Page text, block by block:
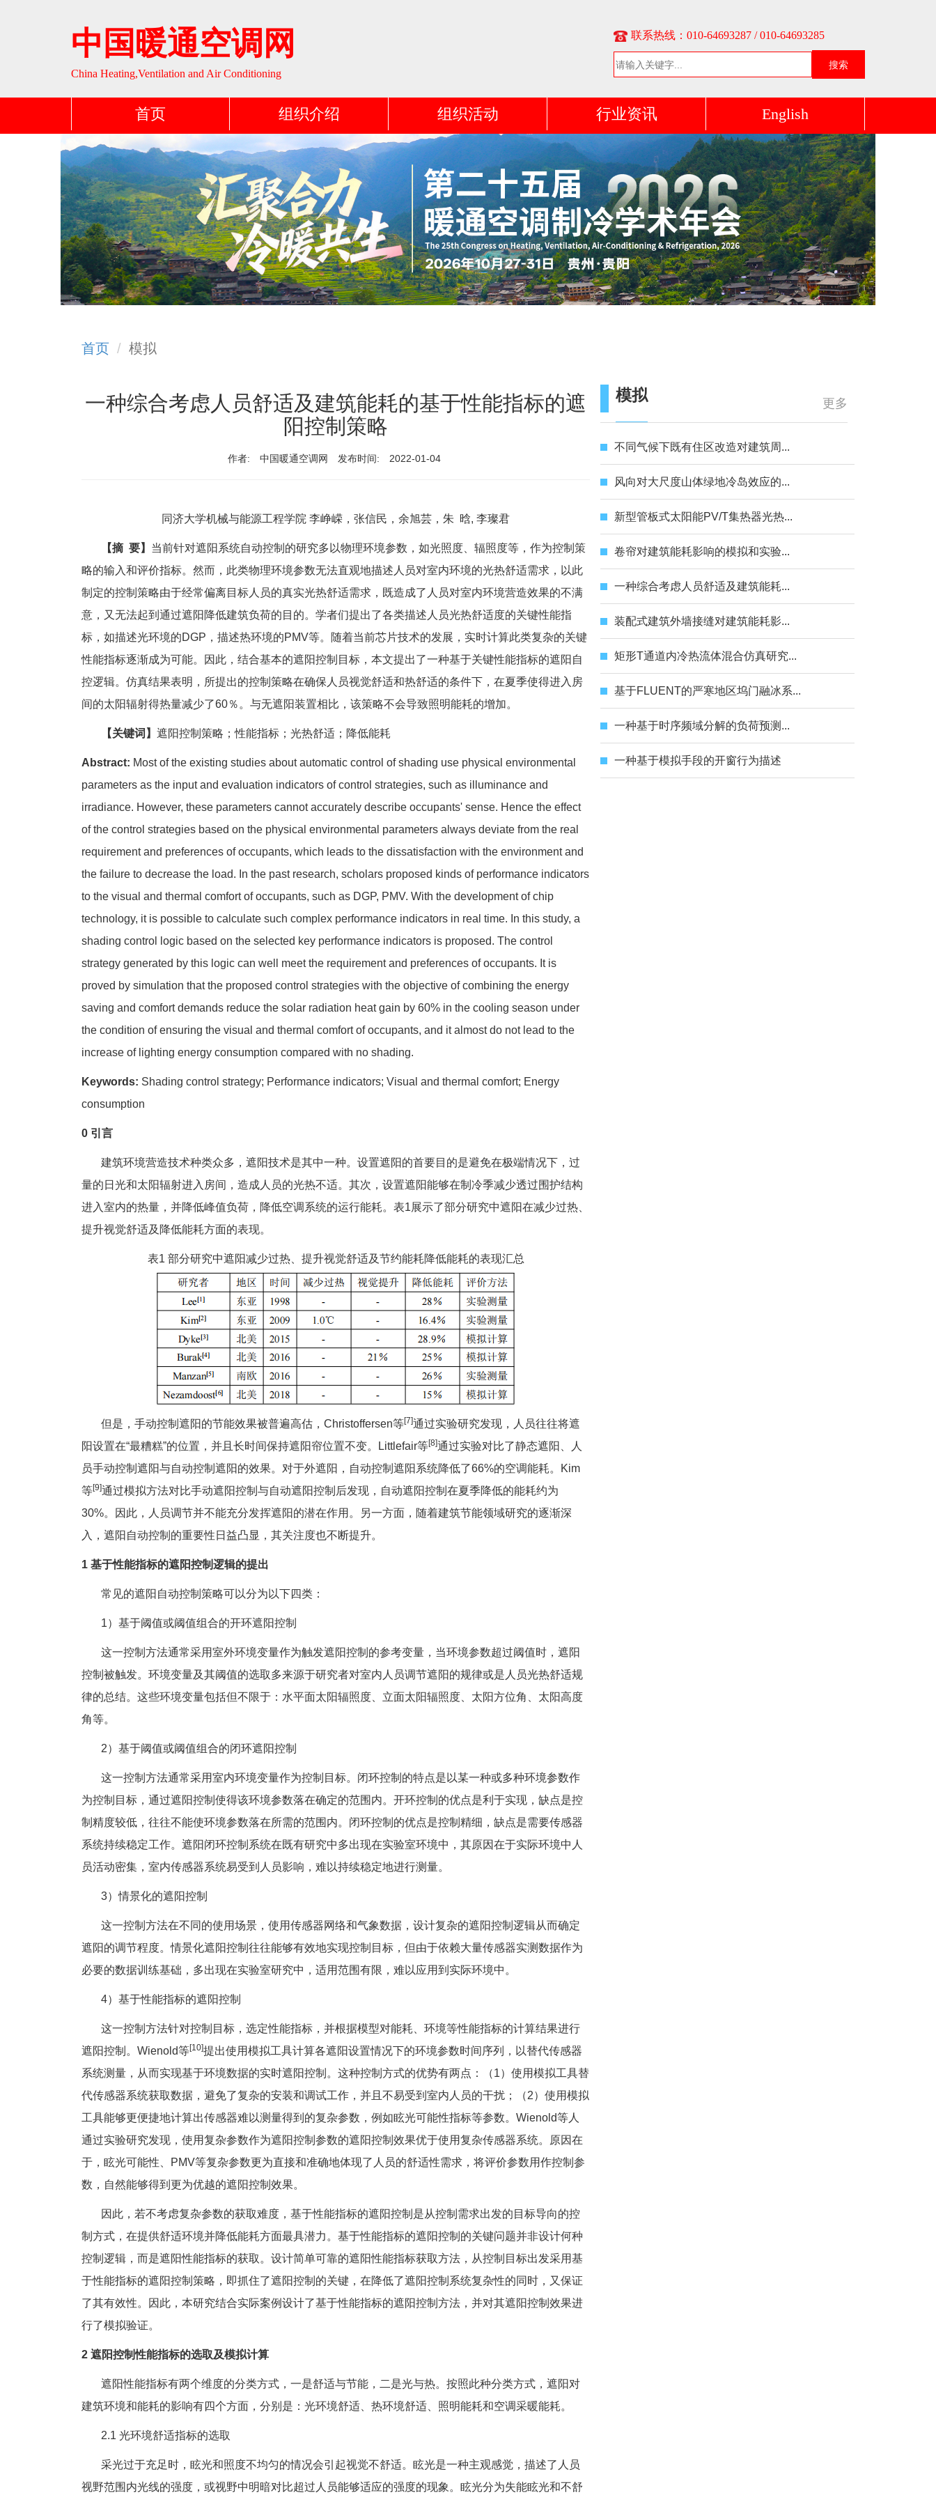
中国暖通空调网
China Heating,Ventilation and Air Conditioning
联系热线：010-64693287 / 010-64693285
搜索
首页 组织介绍 组织活动 行业资讯 English
首页 模拟
一种综合考虑人员舒适及建筑能耗的基于性能指标的遮
阳控制策略
作者: 中国暖通空调网 发布时间: 2022-01-04
同济大学机械与能源工程学院 李峥嵘，张信民，余旭芸，朱 晗, 李璨君
【摘 要】 当前针对遮阳系统自动控制的研究多以物理环境参数，如光照度、辐照度等，作为控制策
略的输入和评价指标。然而，此类物理环境参数无法直观地描述人员对室内环境的光热舒适需求，以此
制定的控制策略由于经常偏离目标人员的真实光热舒适需求，既造成了人员对室内环境营造效果的不满
意，又无法起到通过遮阳降低建筑负荷的目的。学者们提出了各类描述人员光热舒适度的关键性能指
标，如描述光环境的DGP，描述热环境的PMV等。随着当前芯片技术的发展，实时计算此类复杂的关键
性能指标逐渐成为可能。因此，结合基本的遮阳控制目标，本文提出了一种基于关键性能指标的遮阳自
控逻辑。仿真结果表明，所提出的控制策略在确保人员视觉舒适和热舒适的条件下，在夏季使得进入房
间的太阳辐射得热量减少了60％。与无遮阳装置相比，该策略不会导致照明能耗的增加。
【关键词】 遮阳控制策略；性能指标；光热舒适；降低能耗
Abstract: Most of the existing studies about automatic control of shading use physical environmental
parameters as the input and evaluation indicators of control strategies, such as illuminance and
irradiance. However, these parameters cannot accurately describe occupants' sense. Hence the effect
of the control strategies based on the physical environmental parameters always deviate from the real
requirement and preferences of occupants, which leads to the dissatisfaction with the environment and
the failure to decrease the load. In the past research, scholars proposed kinds of performance indicators
to the visual and thermal comfort of occupants, such as DGP, PMV. With the development of chip
technology, it is possible to calculate such complex performance indicators in real time. In this study, a
shading control logic based on the selected key performance indicators is proposed. The control
strategy generated by this logic can well meet the requirement and preferences of occupants. It is
proved by simulation that the proposed control strategies with the objective of combining the energy
saving and comfort demands reduce the solar radiation heat gain by 60% in the cooling season under
the condition of ensuring the visual and thermal comfort of occupants, and it almost do not lead to the
increase of lighting energy consumption compared with no shading.
Keywords: Shading control strategy; Performance indicators; Visual and thermal comfort; Energy
consumption
0 引言
建筑环境营造技术种类众多，遮阳技术是其中一种。设置遮阳的首要目的是避免在极端情况下，过
量的日光和太阳辐射进入房间，造成人员的光热不适。其次，设置遮阳能够在制冷季减少透过围护结构
进入室内的热量，并降低峰值负荷，降低空调系统的运行能耗。表1展示了部分研究中遮阳在减少过热、
提升视觉舒适及降低能耗方面的表现。
表1 部分研究中遮阳减少过热、提升视觉舒适及节约能耗降低能耗的表现汇总
但是，手动控制遮阳的节能效果被普遍高估，Christoffersen等[7]通过实验研究发现，人员往往将遮
阳设置在“最糟糕”的位置，并且长时间保持遮阳帘位置不变。Littlefair等[8]通过实验对比了静态遮阳、人
员手动控制遮阳与自动控制遮阳的效果。对于外遮阳，自动控制遮阳系统降低了66%的空调能耗。Kim
等[9]通过模拟方法对比手动遮阳控制与自动遮阳控制后发现，自动遮阳控制在夏季降低的能耗约为
30%。因此，人员调节并不能充分发挥遮阳的潜在作用。另一方面，随着建筑节能领域研究的逐渐深
入，遮阳自动控制的重要性日益凸显，其关注度也不断提升。
1 基于性能指标的遮阳控制逻辑的提出
常见的遮阳自动控制策略可以分为以下四类：
1）基于阈值或阈值组合的开环遮阳控制
这一控制方法通常采用室外环境变量作为触发遮阳控制的参考变量，当环境参数超过阈值时，遮阳
控制被触发。环境变量及其阈值的选取多来源于研究者对室内人员调节遮阳的规律或是人员光热舒适规
律的总结。这些环境变量包括但不限于：水平面太阳辐照度、立面太阳辐照度、太阳方位角、太阳高度
角等。
2）基于阈值或阈值组合的闭环遮阳控制
这一控制方法通常采用室内环境变量作为控制目标。闭环控制的特点是以某一种或多种环境参数作
为控制目标，通过遮阳控制使得该环境参数落在确定的范围内。开环控制的优点是利于实现，缺点是控
制精度较低，往往不能使环境参数落在所需的范围内。闭环控制的优点是控制精细，缺点是需要传感器
系统持续稳定工作。遮阳闭环控制系统在既有研究中多出现在实验室环境中，其原因在于实际环境中人
员活动密集，室内传感器系统易受到人员影响，难以持续稳定地进行测量。
3）情景化的遮阳控制
这一控制方法在不同的使用场景，使用传感器网络和气象数据，设计复杂的遮阳控制逻辑从而确定
遮阳的调节程度。情景化遮阳控制往往能够有效地实现控制目标，但由于依赖大量传感器实测数据作为
必要的数据训练基础，多出现在实验室研究中，适用范围有限，难以应用到实际环境中。
4）基于性能指标的遮阳控制
这一控制方法针对控制目标，选定性能指标，并根据模型对能耗、环境等性能指标的计算结果进行
遮阳控制。Wienold等[10]提出使用模拟工具计算各遮阳设置情况下的环境参数时间序列，以替代传感器
系统测量，从而实现基于环境数据的实时遮阳控制。这种控制方式的优势有两点：（1）使用模拟工具替
代传感器系统获取数据，避免了复杂的安装和调试工作，并且不易受到室内人员的干扰；（2）使用模拟
工具能够更便捷地计算出传感器难以测量得到的复杂参数，例如眩光可能性指标等参数。Wienold等人
通过实验研究发现，使用复杂参数作为遮阳控制参数的遮阳控制效果优于使用复杂传感器系统。原因在
于，眩光可能性、PMV等复杂参数更为直接和准确地体现了人员的舒适性需求，将评价参数用作控制参
数，自然能够得到更为优越的遮阳控制效果。
因此，若不考虑复杂参数的获取难度，基于性能指标的遮阳控制是从控制需求出发的目标导向的控
制方式，在提供舒适环境并降低能耗方面最具潜力。基于性能指标的遮阳控制的关键问题并非设计何种
控制逻辑，而是遮阳性能指标的获取。设计简单可靠的遮阳性能指标获取方法，从控制目标出发采用基
于性能指标的遮阳控制策略，即抓住了遮阳控制的关键，在降低了遮阳控制系统复杂性的同时，又保证
了其有效性。因此，本研究结合实际案例设计了基于性能指标的遮阳控制方法，并对其遮阳控制效果进
行了模拟验证。
2 遮阳控制性能指标的选取及模拟计算
遮阳性能指标有两个维度的分类方式，一是舒适与节能，二是光与热。按照此种分类方式，遮阳对
建筑环境和能耗的影响有四个方面，分别是：光环境舒适、热环境舒适、照明能耗和空调采暖能耗。
2.1 光环境舒适指标的选取
采光过于充足时，眩光和照度不均匀的情况会引起视觉不舒适。眩光是一种主观感觉，描述了人员
视野范围内光线的强度，或视野中明暗对比超过人员能够适应的强度的现象。眩光分为失能眩光和不舒
模拟 更多
不同气候下既有住区改造对建筑周...
风向对大尺度山体绿地冷岛效应的...
新型管板式太阳能PV/T集热器光热...
卷帘对建筑能耗影响的模拟和实验...
一种综合考虑人员舒适及建筑能耗...
装配式建筑外墙接缝对建筑能耗影...
矩形T通道内冷热流体混合仿真研究...
基于FLUENT的严寒地区坞门融冰系...
一种基于时序频域分解的负荷预测...
一种基于模拟手段的开窗行为描述